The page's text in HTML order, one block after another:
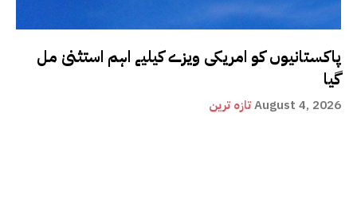
پاکستانیوں کو امریکی ویزے کیلیے اہم استثنیٰ مل
گیا
تازہ ترینAugust 4, 2026